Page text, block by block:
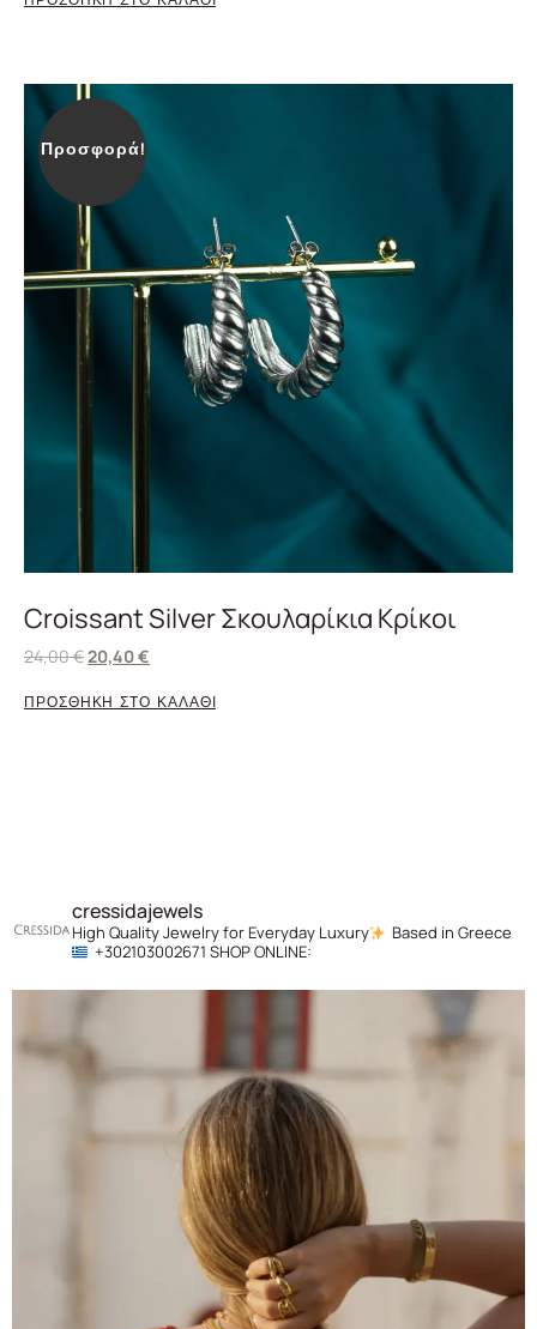
Προσφορά!
Croissant Silver Σκουλαρίκια Κρίκοι
24,00€20,40€
ΠΡΟΣΘΗΚΗ ΣΤΟ ΚΑΛΑΘΙ
cressidajewels
High Quality Jewelry for Everyday Luxury
Based in Greece
+302103002671 SHOP ONLINE: